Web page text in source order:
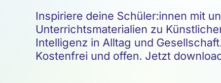
Inspiriere deine Schüler:innen mit
Unterrichtsmaterialien zu
Intelligenz in Alltag und
Kostenfrei und offen. Jetzt